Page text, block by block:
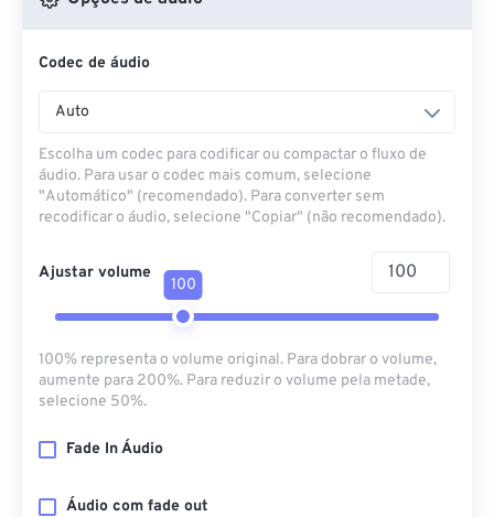
Codec de áudio
Auto
Escolha um codec para codificar ou compactar o fluxo de
áudio. Para usar o codec mais comum, selecione
"Automático" (recomendado). Para converter sem
recodificar o áudio, selecione "Copiar" (não recomendado).
Ajustar volume
100
100% representa o volume original. Para dobrar o volume,
aumente para 200%. Para reduzir o volume pela metade,
selecione 50%.
Fade In Áudio
Áudio com fade out